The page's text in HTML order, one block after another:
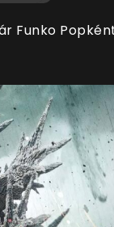
Funko